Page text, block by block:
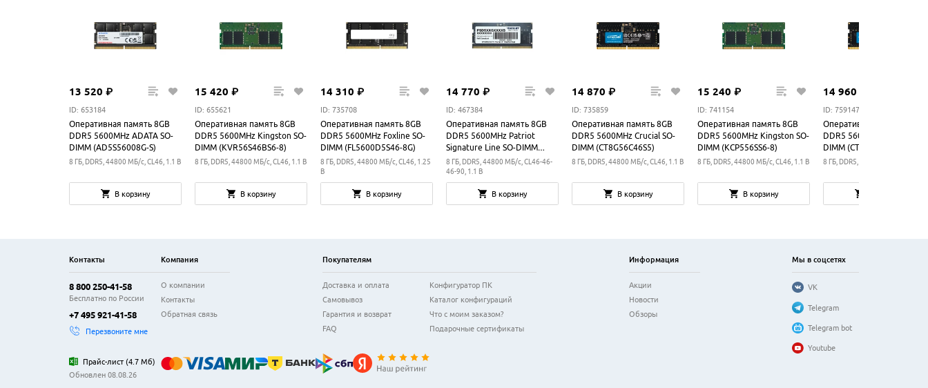
13 520 ₽
ID: 653184
Оперативная память 8GB
DDR5 5600MHz ADATA SO-
DIMM (AD5S56008G-S)
8 ГБ, DDR5, 44800 МБ/с, CL46, 1.1 В
В корзину
15 420 ₽
ID: 655621
Оперативная память 8GB
DDR5 5600MHz Kingston SO-
DIMM (KVR56S46BS6-8)
8 ГБ, DDR5, 44800 МБ/с, CL46, 1.1 В
В корзину
14 310 ₽
ID: 735708
Оперативная память 8GB
DDR5 5600MHz Foxline SO-
DIMM (FL5600D5S46-8G)
8 ГБ, DDR5, 44800 МБ/с, CL46, 1.25
В
В корзину
14 770 ₽
ID: 467384
Оперативная память 8GB
DDR5 5600MHz Patriot
Signature Line SO-DIMM
(PSD58G560041S)
8 ГБ, DDR5, 44800 МБ/с, CL46-46-
46-90, 1.1 В
В корзину
14 870 ₽
ID: 735859
Оперативная память 8GB
DDR5 5600MHz Crucial SO-
DIMM (CT8G56C46S5)
8 ГБ, DDR5, 44800 МБ/с, CL46, 1.1 В
В корзину
15 240 ₽
ID: 741154
Оперативная память 8GB
DDR5 5600MHz Kingston SO-
DIMM (KCP556SS6-8)
8 ГБ, DDR5, 44800 МБ/с, CL46, 1.1 В
В корзину
14 960
ID: 759147
Оперативная память 8GB
DDR5 5600MHz Crucial SO-
DIMM (CT8G56C46S5) OEM
8 ГБ, DDR5, 44800 МБ/с, CL46,
Контакты
8 800 250-41-58
Бесплатно по России
+7 495 921-41-58
Перезвоните мне
Прайс-лист(4.7 Мб)
Обновлен 08.08.26
Компания
О компании
Контакты
Обратная связь
Покупателям
Доставка и оплата
Самовывоз
Гарантия и возврат
FAQ
Конфигуратор ПК
Каталог конфигураций
Что с моим заказом?
Подарочные сертификаты
Информация
Акции
Новости
Обзоры
Мы в соцсетях
VK
Telegram
Telegram bot
Youtube